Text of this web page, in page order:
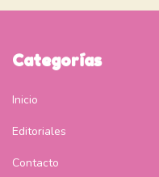
Categorías
Inicio
Editoriales
Contacto